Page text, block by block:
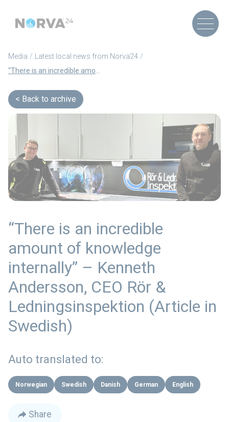
Media
Latest local news from Norva24
Back to archive
“There is an incredible
amount of knowledge
internally” – Kenneth
Andersson, CEO Rör &
Ledningsinspektion (Article in
Swedish)
Auto translated to:
Norwegian Swedish Danish German English
Share